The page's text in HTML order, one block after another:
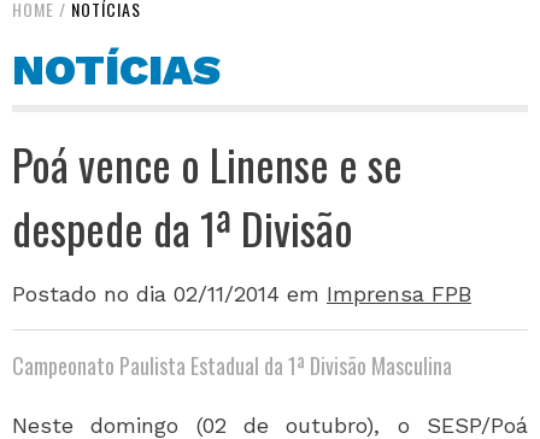
HOME / NOTÍCIAS
NOTÍCIAS
Poá vence o Linense e se
despede da 1ª Divisão
Postado no dia 02/11/2014 em Imprensa FPB
Campeonato Paulista Estadual da 1ª Divisão Masculina
Neste domingo (02 de outubro), o SESP/Poá